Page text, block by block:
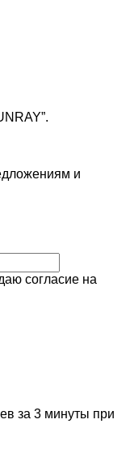
и
согласие на
за 3 минуты при